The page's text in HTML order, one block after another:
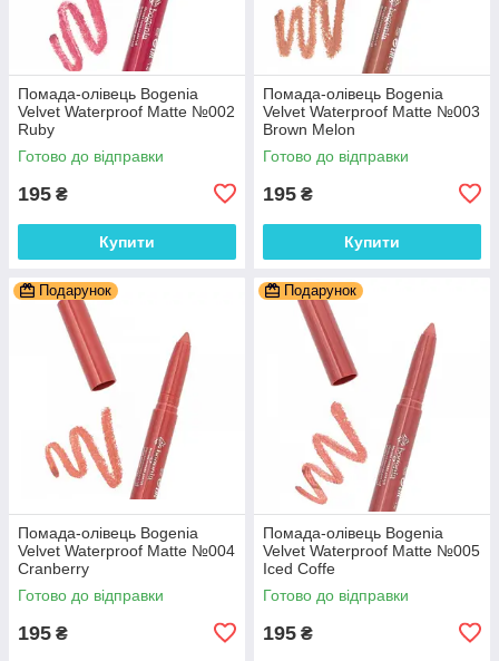
Помада-олівець Bogenia
Velvet Waterproof Matte №002
Ruby
Готово до відправки
195 ₴
Купити
Помада-олівець Bogenia
Velvet Waterproof Matte №003
Brown Melon
Готово до відправки
195 ₴
Купити
Подарунок
Помада-олівець Bogenia
Velvet Waterproof Matte №004
Cranberry
Готово до відправки
195 ₴
Подарунок
Помада-олівець Bogenia
Velvet Waterproof Matte №005
Iced Coffe
Готово до відправки
195 ₴